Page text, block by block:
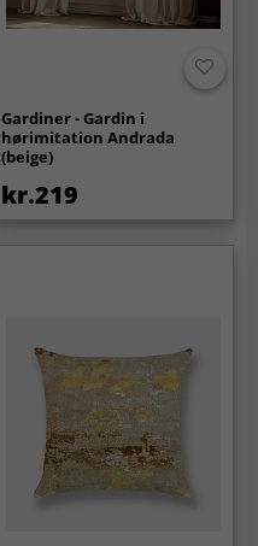
Gardiner - Gardin i
hørimitation Andrada
(beige)
kr.219